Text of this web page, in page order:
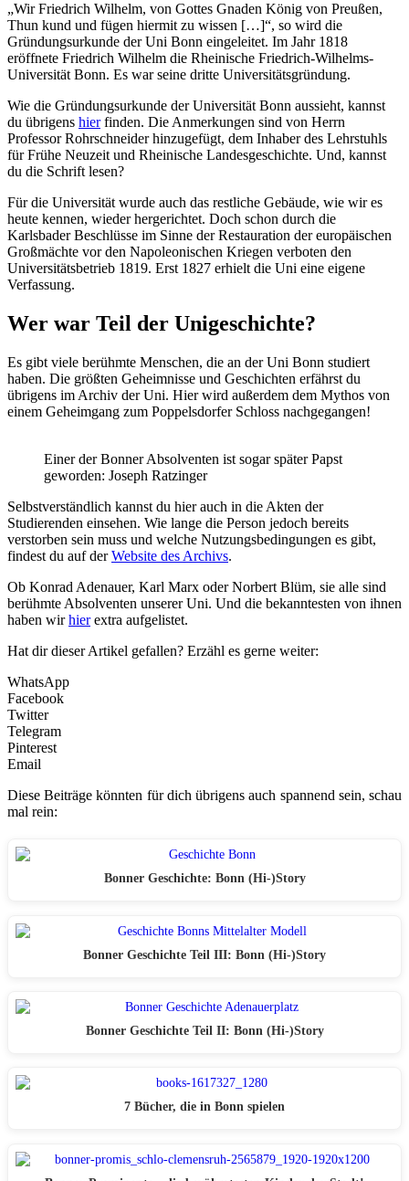
„Wir Friedrich Wilhelm, von Gottes Gnaden König von Preußen,
Thun kund und fügen hiermit zu wissen […]“, so wird die
Gründungsurkunde der Uni Bonn eingeleitet. Im Jahr 1818
eröffnete Friedrich Wilhelm die Rheinische Friedrich-Wilhelms-
Universität Bonn. Es war seine dritte Universitätsgründung.
Wie die Gründungsurkunde der Universität Bonn aussieht, kannst
du übrigens hierfinden. Die Anmerkungen sind von Herrn
Professor Rohrschneider hinzugefügt, dem Inhaber des Lehrstuhls
für Frühe Neuzeit und Rheinische Landesgeschichte. Und, kannst
du die Schrift lesen?
Für die Universität wurde auch das restliche Gebäude, wie wir es
heute kennen, wieder hergerichtet. Doch schon durch die
Karlsbader Beschlüsse im Sinne der Restauration der europäischen
Großmächte vor den Napoleonischen Kriegen verboten den
Universitätsbetrieb 1819. Erst 1827 erhielt die Uni eine eigene
Verfassung.
Wer war Teil der Unigeschichte?
Es gibt viele berühmte Menschen, die an der Uni Bonn studiert
haben. Die größten Geheimnisse und Geschichten erfährst du
übrigens im Archiv der Uni. Hier wird außerdem dem Mythos von
einem Geheimgang zum Poppelsdorfer Schloss nachgegangen!
Einer der Bonner Absolventen ist sogar später Papst
geworden: Joseph Ratzinger
Selbstverständlich kannst du hier auch in die Akten der
Studierenden einsehen. Wie lange die Person jedoch bereits
verstorben sein muss und welche Nutzungsbedingungen es gibt,
findest du auf derWebsite des Archivs.
Ob Konrad Adenauer, Karl Marx oder Norbert Blüm, sie alle sind
berühmte Absolventen unserer Uni. Und die bekanntesten von ihnen
haben wirhierextra aufgelistet.
Hat dir dieser Artikel gefallen? Erzähl es gerne weiter:
WhatsApp
Facebook
Twitter
Telegram
Pinterest
Email
Diese Beiträge könnten für dich übrigens auch spannend sein, schau
mal rein:
Bonner Geschichte: Bonn (Hi-)Story
Bonner Geschichte Teil III: Bonn (Hi-)Story
Bonner Geschichte Teil II: Bonn (Hi-)Story
7 Bücher, die in Bonn spielen